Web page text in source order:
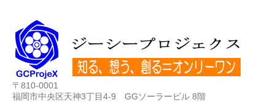
〒810-0001
福岡市中央区天神3丁目4-9 GGソーラービル 8階